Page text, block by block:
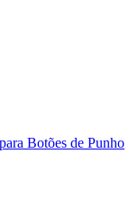
Botões de Punho